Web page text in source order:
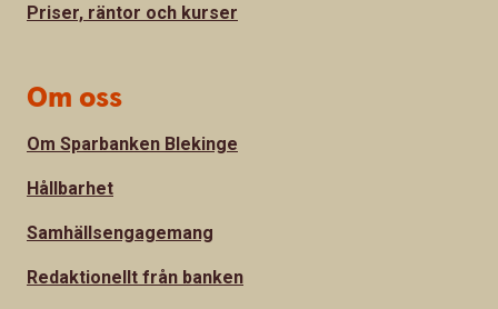
Priser, räntor och kurser
Om oss
Om Sparbanken Blekinge
Hållbarhet
Samhällsengagemang
Redaktionellt från banken